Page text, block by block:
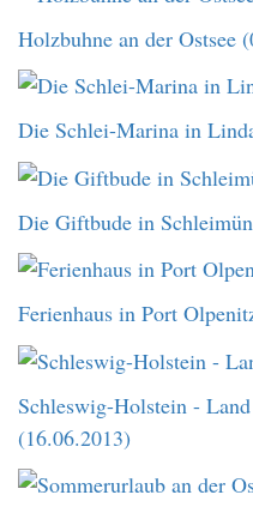
Holzbuhne an der Ostsee
Die Schlei-Marina in
Die Giftbude in
Ferienhaus in Port
Schleswig-Holstein -
(16.06.2013)